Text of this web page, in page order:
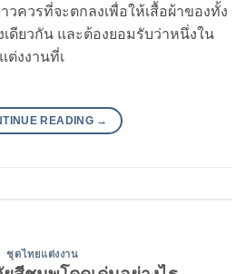
วควรที่จะตกลงเพื่อให้เสื้อผ้าของทั้ง
เดียวกัน และต้องยอมรับว่าหนึ่งใน
ต่งงานที่เ
READING →
ชุดไทยแต่งงาน